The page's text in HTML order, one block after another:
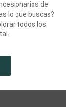
de
lo que buscas?
todos los